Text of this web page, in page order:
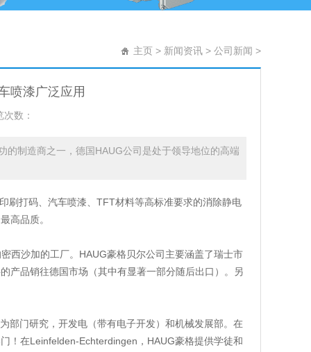
主页 > 新闻资讯 > 公司新闻 >
喷漆广泛应用
次数：
制造商之一，德国HAUG公司是处于领导地位的高端
刷打码、汽车喷漆、TFT材料等高标准要求的消除静电
高品质。
西沙加的工厂。HAUG豪格贝尔公司主要涵盖了瑞士市
产品销往德国市场（其中有显著一部分随后出口）。另
部门研究，开发电（带有电子开发）和机械发展部。在
！在Leinfelden-Echterdingen，HAUG豪格提供学徒和